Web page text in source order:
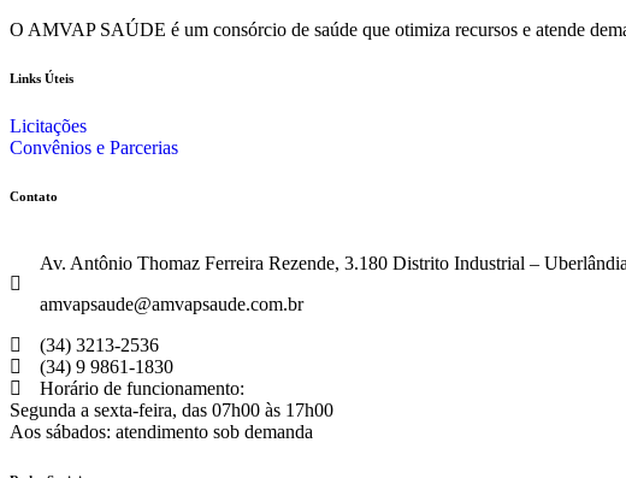
O AMVAP SAÚDE é um consórcio de saúde que otimiza recursos e atende
Links Úteis
Licitações
Convênios e Parcerias
Contato
Av. Antônio Thomaz Ferreira Rezende, 3.180 Distrito Industrial –
amvapsaude@amvapsaude.com.br
(34) 3213-2536
(34) 9 9861-1830
Horário de funcionamento:
Segunda a sexta-feira, das 07h00 às 17h00
Aos sábados: atendimento sob demanda